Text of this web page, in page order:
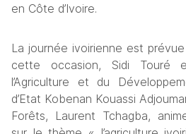
en Côte d’Ivoire.
La journée ivoirienne est
cette occasion, Sidi Touré
l’Agriculture et du
d’Etat Kobenan Kouassi
Forêts, Laurent Tchagba,